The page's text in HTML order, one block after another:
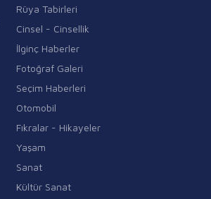
Rüya Tabirleri
Cinsel - Cinsellik
İlginç Haberler
Fotoğraf Galeri
Seçim Haberleri
Otomobil
Fıkralar - Hikayeler
Yaşam
Sanat
Kültür Sanat